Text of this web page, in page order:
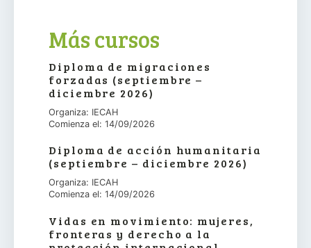
Más cursos
Diploma de migraciones
forzadas (septiembre –
diciembre 2026)
Organiza: IECAH
Comienza el: 14/09/2026
Diploma de acción humanitaria
(septiembre – diciembre 2026)
Organiza: IECAH
Comienza el: 14/09/2026
Vidas en movimiento: mujeres,
fronteras y derecho a la